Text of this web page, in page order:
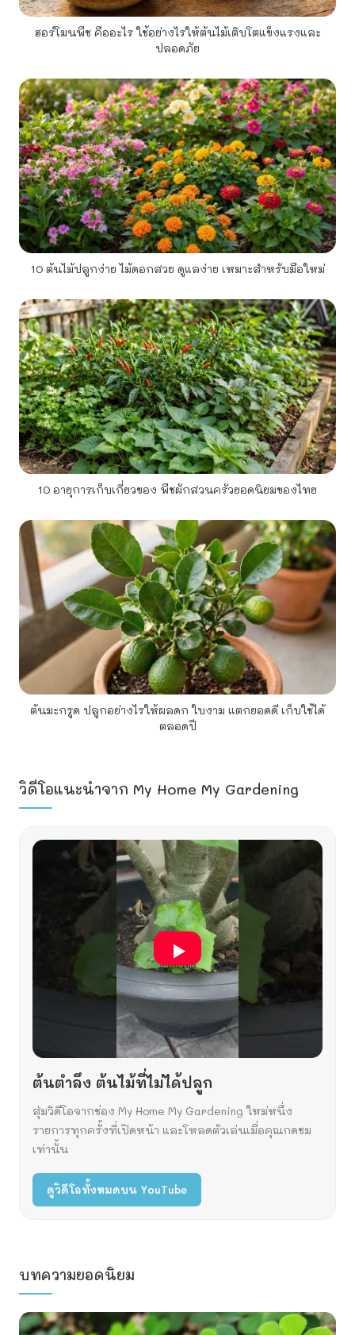
ฮอร์โมนพืช คืออะไร ใช้อย่างไรให้ต้นไม้เติบโตแข็งแรงและ
ปลอดภัย
10 ต้นไม้ปลูกง่าย ไม้ดอกสวย ดูแลง่าย เหมาะสำหรับมือใหม่
10 อายุการเก็บเกี่ยวของ พืชผักสวนครัวยอดนิยมของไทย
ต้นมะกรูด ปลูกอย่างไรให้ผลดก ใบงาม แตกยอดดี เก็บใช้ได้
ตลอดปี
วิดีโอแนะนำจาก My Home My Gardening
ต้นตำลึง ต้นไม้ที่ไม่ได้ปลูก
สุ่มวิดีโอจากช่อง My Home My Gardening ใหม่หนึ่ง
รายการทุกครั้งที่เปิดหน้า และโหลดตัวเล่นเมื่อคุณกดชม
เท่านั้น
ดูวิดีโอทั้งหมดบน YouTube
บทความยอดนิยม